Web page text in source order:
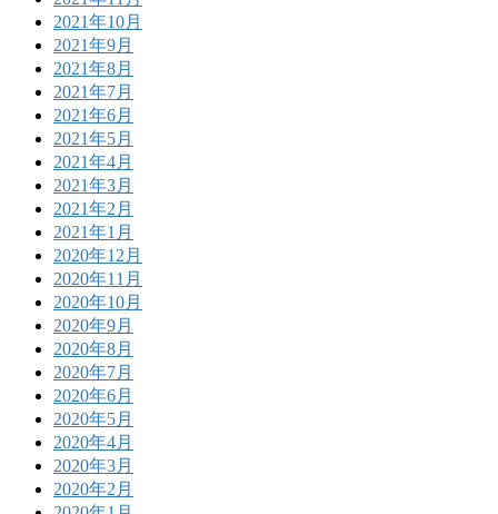
2021年10月
2021年9月
2021年8月
2021年7月
2021年6月
2021年5月
2021年4月
2021年3月
2021年2月
2021年1月
2020年12月
2020年11月
2020年10月
2020年9月
2020年8月
2020年7月
2020年6月
2020年5月
2020年4月
2020年3月
2020年2月